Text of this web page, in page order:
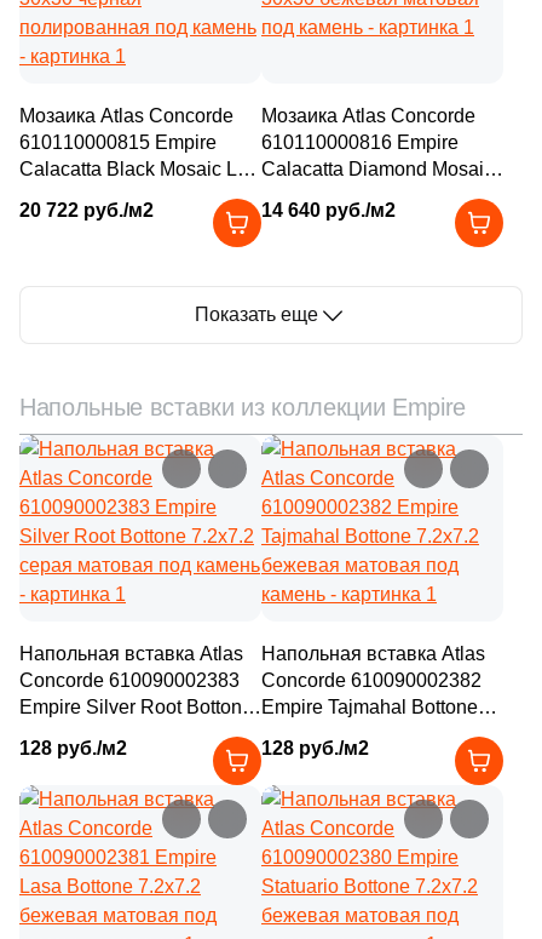
Мозаика Atlas Concorde
610110000815 Empire
Calacatta Black Mosaic Lap
полированная под камень
20 722 руб./м2
Мозаика Atlas Concorde
610110000816 Empire
Calacatta Diamond Mosaic
30x30 бежевая матовая
под камень
14 640 руб./м2
Показать еще
Напольные вставки из коллекции Empire
Напольная вставка Atlas
Concorde 610090002383
Empire Silver Root Bottone
7.2x7.2 серая матовая под
камень
128 руб./м2
Напольная вставка Atlas
Concorde 610090002382
Empire Tajmahal Bottone
7.2x7.2 бежевая матовая
под камень
128 руб./м2